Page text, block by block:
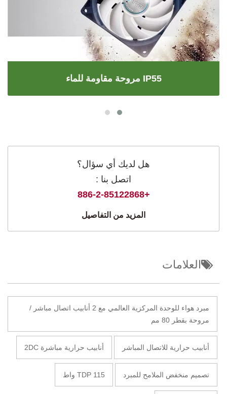
مروحة مقاومة للماء IP55
هل لديك أي سؤال؟
اتصل بنا :
+886-2-85122868
المزيد من التفاصيل
العلامات
مبرد هواء للوحدة المركزية العالمي مع 2 أنابيب اتصال مباشر /
مروحة بقطر 80 مم
أنابيب حرارية للاتصال المباشر أنابيب حرارية مباشرة 2DC
تصميم منخفض الملامح للمبرد TDP 115 واط